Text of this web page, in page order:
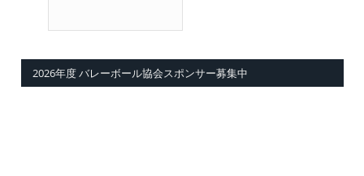
2026年度 バレーボール協会スポンサー募集中